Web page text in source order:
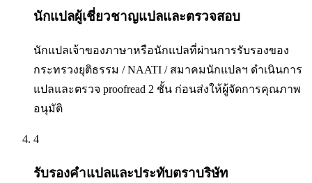
นักแปลผู้เชี่ยวชาญแปลและตรวจสอบ
นักแปลเจ้าของภาษาหรือนักแปลที่ผ่านการรับรองของ
กระทรวงยุติธรรม / NAATI / สมาคมนักแปลฯ ดำเนินการ
แปลและตรวจ proofread 2 ชั้น ก่อนส่งให้ผู้จัดการคุณภาพ
อนุมัติ
4
รับรองคำแปลและประทับตราบริษัท